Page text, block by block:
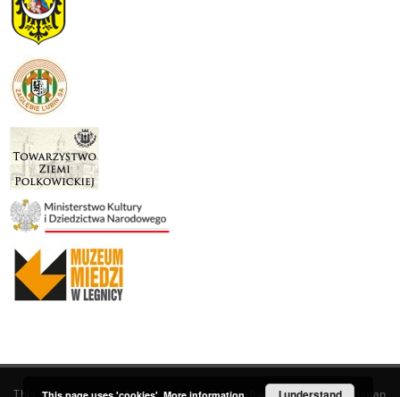
This service runs onDInGO dLibra 6.3.19software created by Poznan